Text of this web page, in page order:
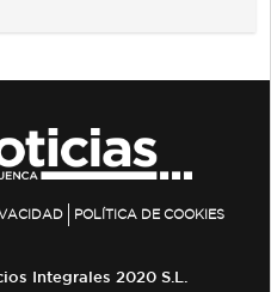
POLÍTICA DE COOKIES
Integrales 2020 S.L.